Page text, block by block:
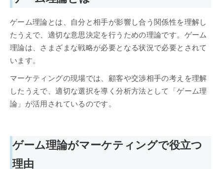
ゲーム理論とは、自分と相手が影響し合う関係性を理解し
たうえで、適切な意思決定を行うための理論です。ゲーム
理論は、さまざまな戦略が必要となる状況で必要とされて
います。
マーケティングの現場では、顧客や交渉相手の考えを理解
したうえで、適切な選択を導く分析方法として「ゲーム理
論」が活用されているのです。
ゲーム理論がマーケティングで役立つ
理由